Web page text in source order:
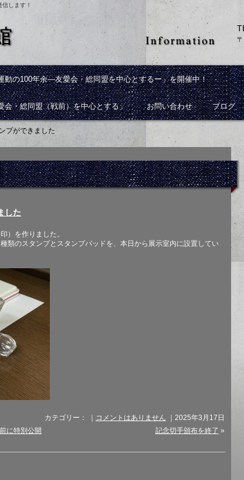
します！
動の100年余―友愛会・総同盟を中心とするー」を開催中！
・総同盟（戦前）を中心とする」 お問い合わせ ブログ
プができました
した
）を作りました。
類のスタンプとスタンプパッドを、本日から展示室内に設置してい
カテゴリー： ｜ コメントはありません ｜2025年3月17日
に特別公開 記念切手頒布を終了 »